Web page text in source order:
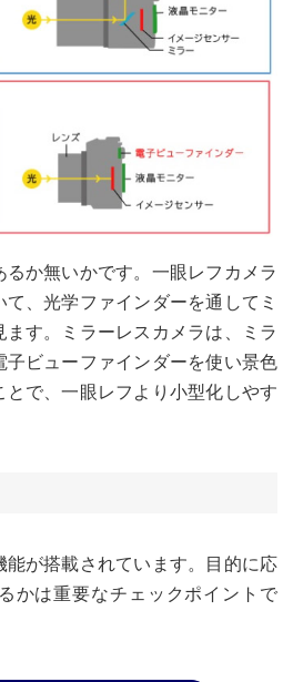
か無いかです。一眼レフカメラ
、光学ファインダーを通してミ
す。ミラーレスカメラは、ミラ
ビューファインダーを使い景色
とで、一眼レフより小型化しやす
能が搭載されています。目的に応
かは重要なチェックポイントで